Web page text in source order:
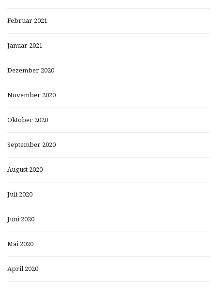
Februar 2021
Januar 2021
Dezember 2020
November 2020
Oktober 2020
September 2020
August 2020
Juli 2020
Juni 2020
Mai 2020
April 2020